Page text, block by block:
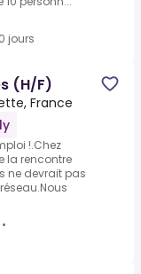
jours
(H/F)
France
!.Chez
la rencontre
ne devrait pas
•